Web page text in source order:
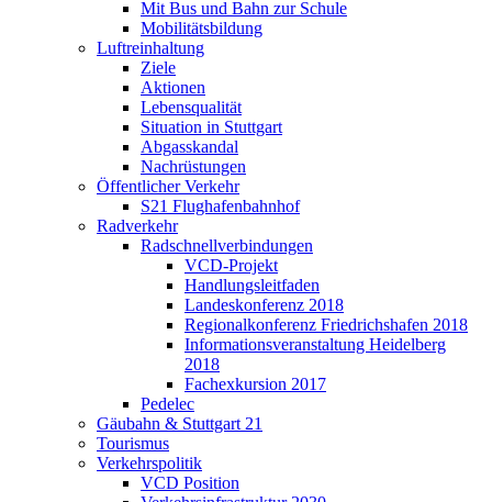
Mit Bus und Bahn zur Schule
Mobilitätsbildung
Luftreinhaltung
Ziele
Aktionen
Lebensqualität
Situation in Stuttgart
Abgasskandal
Nachrüstungen
Öffentlicher Verkehr
S21 Flughafenbahnhof
Radverkehr
Radschnellverbindungen
VCD-Projekt
Handlungsleitfaden
Landeskonferenz 2018
Regionalkonferenz Friedrichshafen 2018
Informationsveranstaltung Heidelberg
2018
Fachexkursion 2017
Pedelec
Gäubahn & Stuttgart 21
Tourismus
Verkehrspolitik
VCD Position